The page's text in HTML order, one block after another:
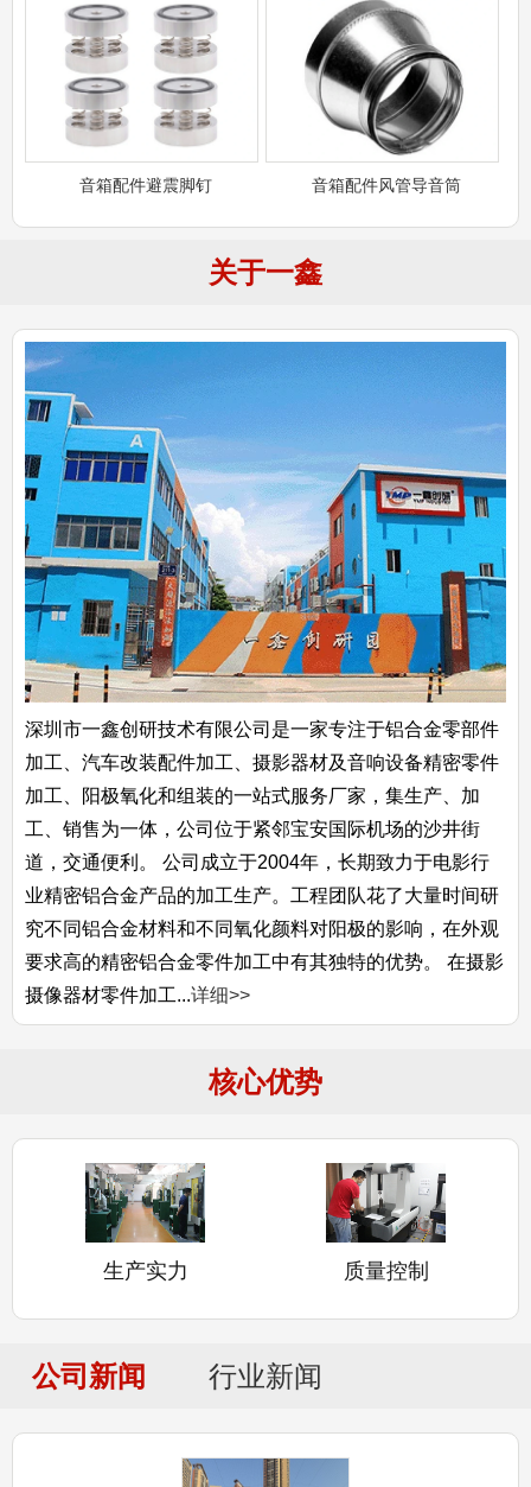
音箱配件避震脚钉 音箱配件风管导音筒
关于一鑫
深圳市一鑫创研技术有限公司是一家专注于铝合金零部件
加工、汽车改装配件加工、摄影器材及音响设备精密零件
加工、阳极氧化和组装的一站式服务厂家，集生产、加
工、销售为一体，公司位于紧邻宝安国际机场的沙井街
道，交通便利。 公司成立于2004年，长期致力于电影行
业精密铝合金产品的加工生产。工程团队花了大量时间研
究不同铝合金材料和不同氧化颜料对阳极的影响，在外观
要求高的精密铝合金零件加工中有其独特的优势。 在摄影
摄像器材零件加工...详细>>
核心优势
生产实力 质量控制
公司新闻 行业新闻